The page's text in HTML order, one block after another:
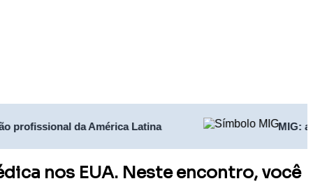
da América Latina MIG: a maior
nos EUA. Neste encontro, você